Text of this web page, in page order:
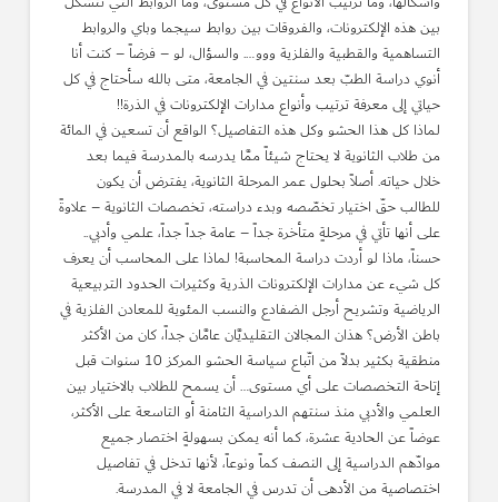
بين هذه الإلكترونات، والفروقات بين روابط سيجما وباي والروابط
التساهمية والقطبية والفلزية ووو…. والسؤال، لو – فرضاً – كنت أنا
أنوي دراسة الطبّ بعد سنتين في الجامعة، متى بالله سأحتاج في كل
حياتي إلى معرفة ترتيب وأنواع مدارات الإلكترونات في الذرة!!
لماذا كل هذا الحشو وكل هذه التفاصيل؟ الواقع أن تسعين في المائة
من طلاب الثانوية لا يحتاج شيئاً ممَّا يدرسه بالمدرسة فيما بعد
خلال حياته. أصلاً بحلول عمر المرحلة الثانوية، يفترض أن يكون
للطالب حقّ اختيار تخصّصه وبدء دراسته، تخصصات الثانوية – علاوةً
على أنها تأتي في مرحلةٍ متأخرة جداً – عامة جداً جداً، علمي وأدبي..
حسناً، ماذا لو أردت دراسة المحاسبة! لماذا على المحاسب أن يعرف
كل شيء عن مدارات الإلكترونات الذرية وكثيرات الحدود التربيعية
الرياضية وتشريح أرجل الضفادع والنسب المئوية للمعادن الفلزية في
باطن الأرض؟ هذان المجالان التقليديَّان عامَّان جداً، كان من الأكثر
منطقية بكثير بدلاً من اتّباع سياسة الحشو المركز 10 سنوات قبل
إتاحة التخصصات على أي مستوى… أن يسمح للطلاب بالاختيار بين
العلمي والأدبي منذ سنتهم الدراسية الثامنة أو التاسعة على الأكثر،
عوضاً عن الحادية عشرة، كما أنه يمكن بسهولةٍ اختصار جميع
موادّهم الدراسية إلى النصف كماً ونوعاً، لأنها تدخل في تفاصيل
اختصاصية من الأدهى أن تدرس في الجامعة لا في المدرسة.